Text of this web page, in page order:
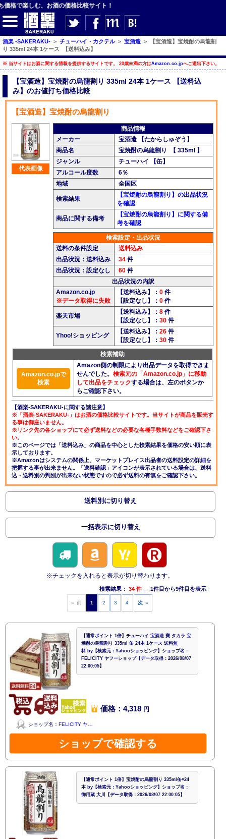
、お酒の価格比較サイト！
【サイト内検索】
【ジャンルメニュー】
ビール
発泡酒・新ジャンル
チューハイ・カクテル
ハイボール・水割り
酒楽ブログ
酒楽 -SAKERAKU- > チューハイ・カクテル > 宝酒造 >
【宝酒造】宝焼酎の烏龍割
り 335ml 24本 1ケース 【送料込み】
※ 当サイトはお酒に関する情報を提供するサイトです。 20歳未満の方はAmazon.co.jpへご退出下さい。
【宝酒造】宝焼酎の烏龍割り 335ml 24本 1ケース 【送料込
み】のお値打ち価格比較
【宝酒造】宝焼酎の烏龍割り
代表画像
商品情報
メーカー
宝酒造 【たからしゅぞう】
商品名
宝焼酎の烏龍割り 【 335ml 】
ジャンル
チューハイ 【缶】
アルコール度数
6％
地域
全国区
検索結果
【宝焼酎の烏龍割り】の出品状況
を確認
商品に関する備考
【宝焼酎の烏龍割り】に関する備
考を確認
検索設定・出品状況
送料の条件設定
送料込み
出品状況：送料込み
34 件
出品状況：設定なし
60 件
出品状況の内訳
Amazon.co.jp
※データ取得に失敗
【送料込み】： 0 件
【設定なし】： 0 件
楽天市場
【送料込み】： 8 件
【設定なし】： 30 件
Yhoo!ショッピング
【送料込み】： 26 件
【設定なし】： 30 件
検索補助
Amazon.co.jpで
検索
Amazon側の制限により出品データを取得できま
せんでした。 検索元の「Amazon.co.jp」に移動
して出品をチェックする場合は、左のボタンか
らご確認下さい。
【酒楽-SAKERAKU-に関する諸注意】
※「酒楽-SAKERAKU-」はお酒の価格比較サイトです。当サイトが商品を販売す
る事は御座いません。
※リンク先の各ショップにて必ず送料などの必要な各種手数料などをご確認下さ
い。
※このページでは「送料込み」の商品を中心とした検索結果を価格の安い順に表
示しております。
※Amazonはシステムの関係上、マーケットプレイス出品者の送料設定の詳細を
把握する事が出来ません。「送料確認」アイコンが表示されている場合は、送料
込・送料別の判別が出来ない状態ですので必ず送料の有無をご確認下さい。
送料別に切り替え
一括表示に切り替え
※チェックを入れると表示が切り替わります。
検索結果： 34 件 → 1件目から9件目を表示
« 前 1 2 3 4 次 »
【通常ポイント 1倍】チューハイ 宝酒造 寶 タカラ 宝
焼酎の烏龍割り 335ml 缶 24本 1ケース 送料無
料 by【検索元：Yahooショッピング】ショップ名：
FELICITY ヤフーショップ【データ取得：2026/08/07
22:00:05】
価格：4,318 円
ショップ名： FELICITY ヤ…
ショップで確認する
【通常ポイント 1倍】宝焼酎の烏龍割り 335ml缶×24
本 by【検索元：Yahooショッピング】ショップ名：
御用蔵 大川【データ取得：2026/08/07 22:00:05】